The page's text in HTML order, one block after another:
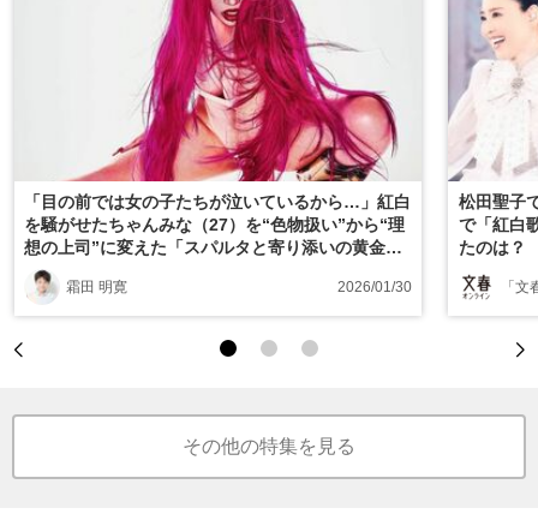
「目の前では女の子たちが泣いているから…」紅白
を騒がせたちゃんみな（27）を“色物扱い”から“理
想の上司”に変えた「スパルタと寄り添いの黄金
比」
霜田 明寛 2026/01/30
松田聖子
で「紅白
たのは？
「
その他の特集を見る